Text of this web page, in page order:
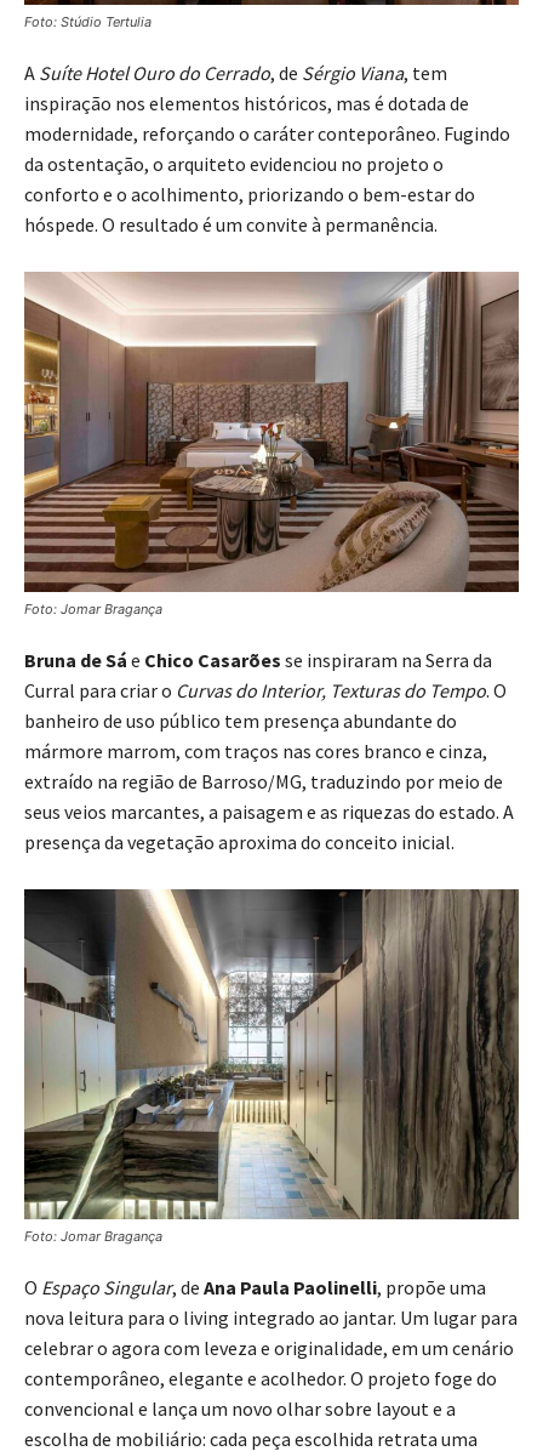
Foto: Stúdio Tertulia
A Suíte Hotel Ouro do Cerrado, de Sérgio Viana, tem
inspiração nos elementos históricos, mas é dotada de
modernidade, reforçando o caráter conteporâneo. Fugindo
da ostentação, o arquiteto evidenciou no projeto o
conforto e o acolhimento, priorizando o bem-estar do
hóspede. O resultado é um convite à permanência.
Foto: Jomar Bragança
Bruna de Sá e Chico Casarões se inspiraram na Serra da
Curral para criar o Curvas do Interior, Texturas do Tempo. O
banheiro de uso público tem presença abundante do
mármore marrom, com traços nas cores branco e cinza,
extraído na região de Barroso/MG, traduzindo por meio de
seus veios marcantes, a paisagem e as riquezas do estado. A
presença da vegetação aproxima do conceito inicial.
Foto: Jomar Bragança
O Espaço Singular, de Ana Paula Paolinelli, propõe uma
nova leitura para o living integrado ao jantar. Um lugar para
celebrar o agora com leveza e originalidade, em um cenário
contemporâneo, elegante e acolhedor. O projeto foge do
convencional e lança um novo olhar sobre layout e a
escolha de mobiliário: cada peça escolhida retrata uma